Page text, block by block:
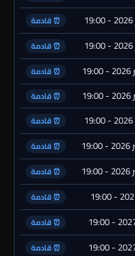
⏰ قادمة
⏰ قادمة
⏰ قادمة
⏰ قادمة
⏰ قادمة
⏰ قادمة
⏰ قادمة
⏰ قادمة
⏰ قادمة
⏰ قادمة